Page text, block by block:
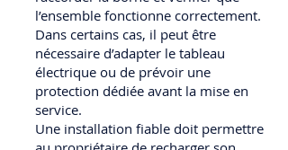
l’ensemble fonctionne correctement.
Dans certains cas, il peut être
nécessaire d’adapter le tableau
électrique ou de prévoir une
protection dédiée avant la mise en
service.
Une installation fiable doit permettre